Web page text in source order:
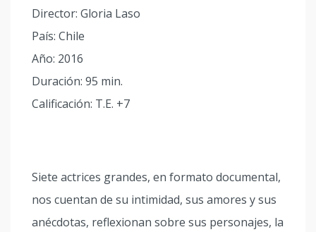
Director: Gloria Laso
País: Chile
Año: 2016
Duración: 95 min.
Calificación: T.E. +7
Siete actrices grandes, en formato documental,
nos cuentan de su intimidad, sus amores y sus
anécdotas, reflexionan sobre sus personajes, la